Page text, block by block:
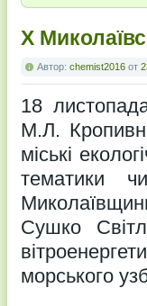
Х
Автор: chemist2016 от
18
М.Л.
міські
тематики
Сушко
морського